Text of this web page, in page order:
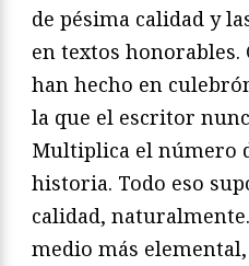
de pésima calidad y
en textos honorables.
han hecho en
la que el escritor
Multiplica el número
historia. Todo eso
calidad,
medio más